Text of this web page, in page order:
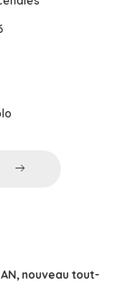
nouveau tout-